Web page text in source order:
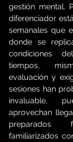
gestión mental.
diferenciador
semanales que
donde se
condiciones
tiempos,
evaluación y
sesiones han
invaluable,
aprovechan
preparados
familiarizados